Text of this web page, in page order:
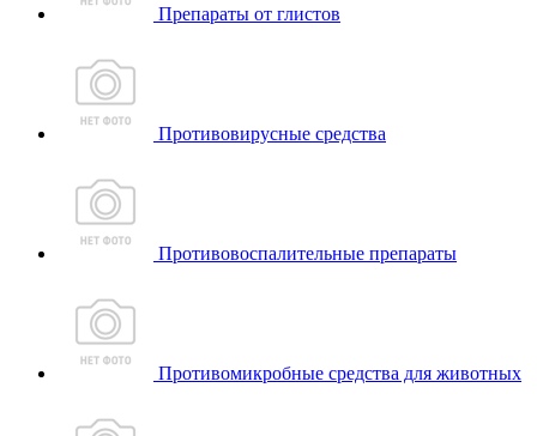
Препараты от глистов
Противовирусные средства
Противовоспалительные препараты
Противомикробные средства для животных